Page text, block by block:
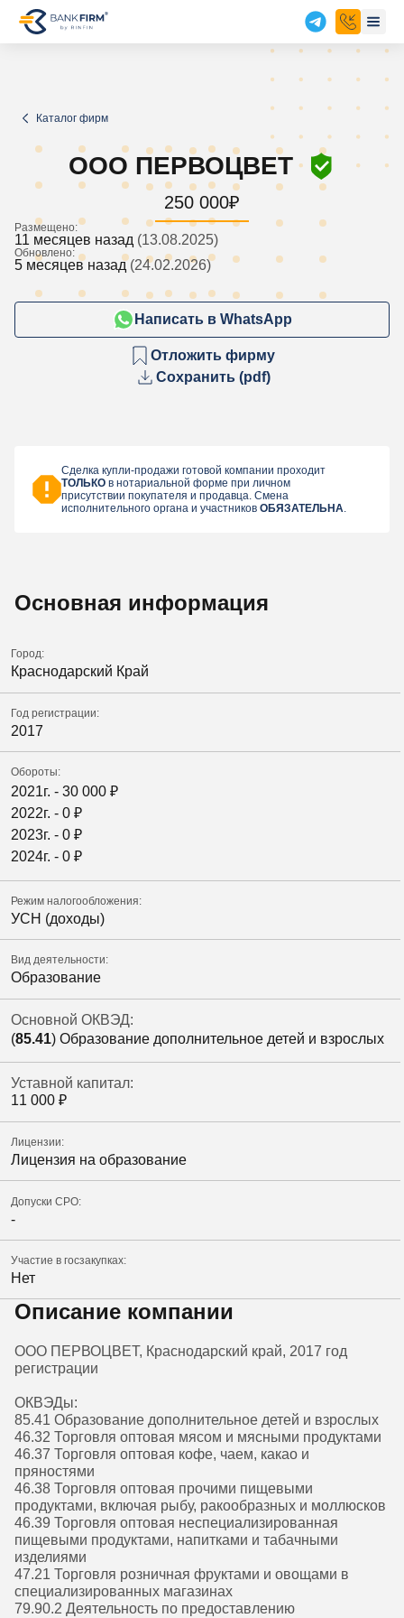
Каталог фирм
ООО ПЕРВОЦВЕТ
250 000₽
Размещено:
11 месяцев назад (13.08.2025)
Обновлено:
5 месяцев назад (24.02.2026)
Написать в WhatsApp
Отложить фирму
Сохранить (pdf)
Сделка купли-продажи готовой компании проходит
ТОЛЬКО в нотариальной форме при личном
присутствии покупателя и продавца. Смена
исполнительного органа и участников ОБЯЗАТЕЛЬНА.
Основная информация
Город:
Краснодарский Край
Год регистрации:
2017
Обороты:
2021г. - 30 000 ₽
2022г. - 0 ₽
2023г. - 0 ₽
2024г. - 0 ₽
Режим налогообложения:
УСН (доходы)
Вид деятельности:
Образование
Основной ОКВЭД:
(85.41) Образование дополнительное детей и взрослых
Уставной капитал:
11 000 ₽
Лицензии:
Лицензия на образование
Допуски СРО:
-
Участие в госзакупках:
Нет
Описание компании
ООО ПЕРВОЦВЕТ, Краснодарский край, 2017 год
регистрации
ОКВЭДы:
85.41 Образование дополнительное детей и взрослых
46.32 Торговля оптовая мясом и мясными продуктами
46.37 Торговля оптовая кофе, чаем, какао и
пряностями
46.38 Торговля оптовая прочими пищевыми
продуктами, включая рыбу, ракообразных и моллюсков
46.39 Торговля оптовая неспециализированная
пищевыми продуктами, напитками и табачными
изделиями
47.21 Торговля розничная фруктами и овощами в
специализированных магазинах
79.90.2 Деятельность по предоставлению